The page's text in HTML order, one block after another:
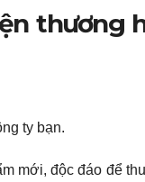
thương
ty bạn.
mới, độc đáo để